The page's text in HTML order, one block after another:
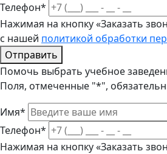
Телефон*
Нажимая на кнопку «Заказать
с нашей политикой обработки
Отправить
Помочь выбрать учебное
Поля, отмеченные "*",
Имя*
Телефон*
Нажимая на кнопку «Заказать